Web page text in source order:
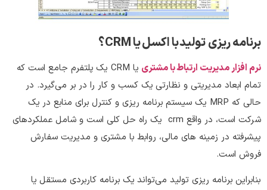
برنامه ریزی تولید با اکسل یا CRM؟
نرم افزار مدیریت ارتباط با مشتری
یا CRM یک پلتفرم جامع است که
تمام ابعاد مدیریتی و نظارتی یک کسب و کار را در بر می‌گیرد. در
حالی که MRP یک سیستم برنامه ریزی و کنترل برای منابع در یک
شرکت است، در واقع crm یک راه حل کلی است و شامل عملکردهای
پیشرفته در زمینه های مالی، روابط با مشتری و مدیریت سفارش
فروش است.
بنابراین برنامه ریزی تولید می‌تواند یک برنامه کاربردی مستقل یا